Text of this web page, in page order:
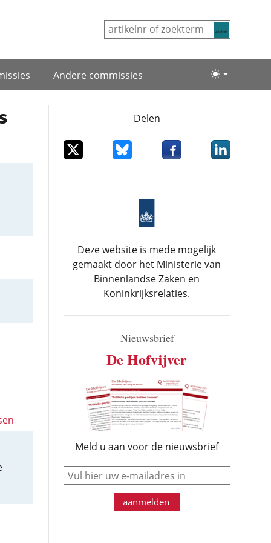
Lichte/
Andere commissies
Delen
Deel dit item op XDeel dit item op Bluesky
Deel dit item op
Deel dit
Deze website is mede mogelijk
gemaakt door het Ministerie van
Binnenlandse Zaken en
Koninkrijksrelaties.
Nieuwsbrief
De Hofvijver
Meld u aan voor de nieuwsbrief
e-mail
aanmelden